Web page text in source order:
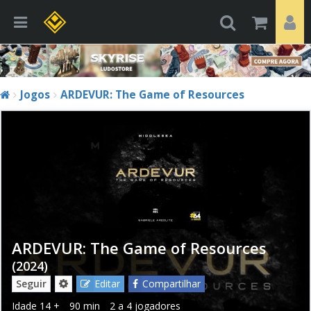
Jogos ARDEVUR: The Game of Resources
ARDEVUR: The Game of Resources
(2024)
Seguir Editar
Compartilhar
Idade 14 + 90 min 2 a 4 jogadores